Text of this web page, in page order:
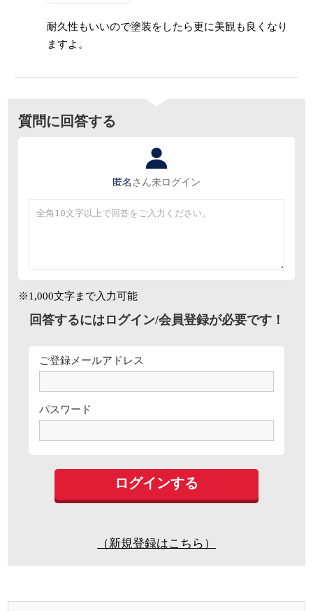
耐久性もいいので塗装をしたら更に美観も良くなり
ますよ。
質問に回答する
匿名 さん未ログイン
※1,000文字まで入力可能
回答するにはログイン/会員登録が必要です！
ご登録メールアドレス
パスワード
（新規登録はこちら）